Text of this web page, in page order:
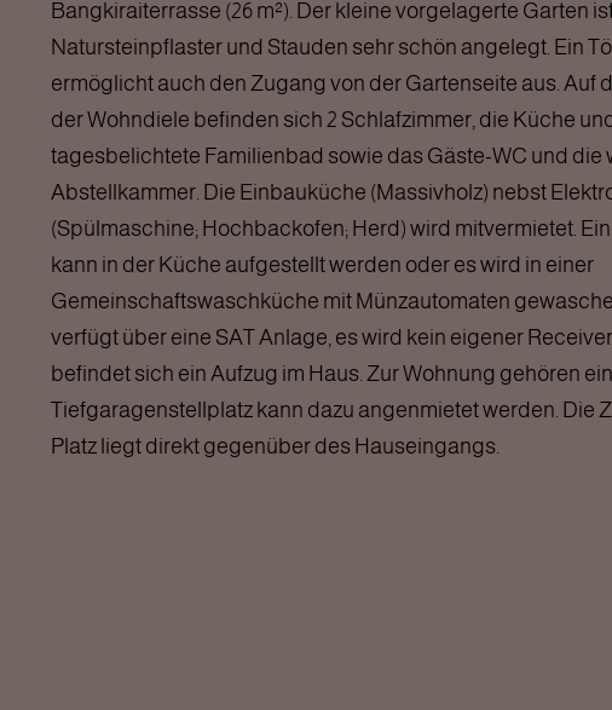
Bangkiraiterrasse (26 m²). Der kleine vorgelagerte Garten
Natursteinpflaster und Stauden sehr schön angelegt. Ein
ermöglicht auch den Zugang von der Gartenseite aus. Auf
der Wohndiele befinden sich 2 Schlafzimmer, die Küche
tagesbelichtete Familienbad sowie das Gäste-WC und die
Abstellkammer. Die Einbauküche (Massivholz) nebst
(Spülmaschine; Hochbackofen; Herd) wird mitvermietet.
kann in der Küche aufgestellt werden oder es wird in einer
Gemeinschaftswaschküche mit Münzautomaten
verfügt über eine SAT Anlage, es wird kein eigener
befindet sich ein Aufzug im Haus. Zur Wohnung gehören
Tiefgaragenstellplatz kann dazu angenmietet werden. Die
Platz liegt direkt gegenüber des Hauseingangs.